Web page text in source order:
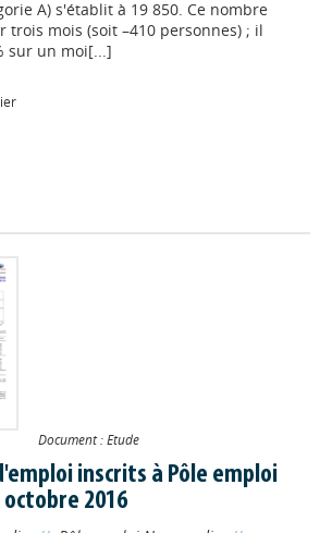
A) s'établit à 19 850. Ce nombre
trois mois (soit –410 personnes) ; il
sur un moi[...]
Document : Etude
inscrits à Pôle emploi
2016